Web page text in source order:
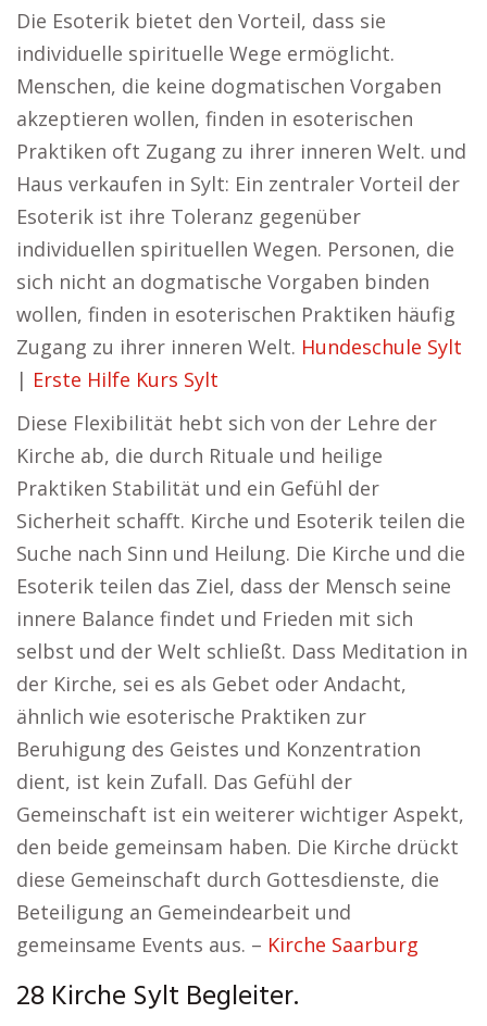
Die Esoterik bietet den Vorteil, dass sie
individuelle spirituelle Wege ermöglicht.
Menschen, die keine dogmatischen Vorgaben
akzeptieren wollen, finden in esoterischen
Praktiken oft Zugang zu ihrer inneren Welt. und
Haus verkaufen in Sylt: Ein zentraler Vorteil der
Esoterik ist ihre Toleranz gegenüber
individuellen spirituellen Wegen. Personen, die
sich nicht an dogmatische Vorgaben binden
wollen, finden in esoterischen Praktiken häufig
Zugang zu ihrer inneren Welt. Hundeschule Sylt
| Erste Hilfe Kurs Sylt
Diese Flexibilität hebt sich von der Lehre der
Kirche ab, die durch Rituale und heilige
Praktiken Stabilität und ein Gefühl der
Sicherheit schafft. Kirche und Esoterik teilen die
Suche nach Sinn und Heilung. Die Kirche und die
Esoterik teilen das Ziel, dass der Mensch seine
innere Balance findet und Frieden mit sich
selbst und der Welt schließt. Dass Meditation in
der Kirche, sei es als Gebet oder Andacht,
ähnlich wie esoterische Praktiken zur
Beruhigung des Geistes und Konzentration
dient, ist kein Zufall. Das Gefühl der
Gemeinschaft ist ein weiterer wichtiger Aspekt,
den beide gemeinsam haben. Die Kirche drückt
diese Gemeinschaft durch Gottesdienste, die
Beteiligung an Gemeindearbeit und
gemeinsame Events aus. – Kirche Saarburg
28 Kirche Sylt Begleiter.